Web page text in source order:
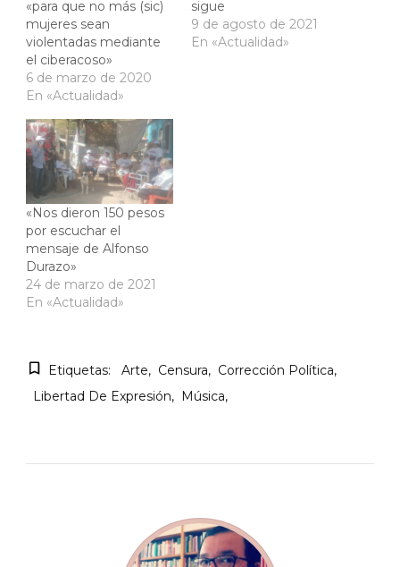
«para que no más (sic)
mujeres sean
violentadas mediante
el ciberacoso»
6 de marzo de 2020
En «Actualidad»
sigue
9 de agosto de 2021
En «Actualidad»
«Nos dieron 150 pesos
por escuchar el
mensaje de Alfonso
Durazo»
24 de marzo de 2021
En «Actualidad»
Etiquetas: Arte Censura
Corrección Política
Libertad De Expresión
Música